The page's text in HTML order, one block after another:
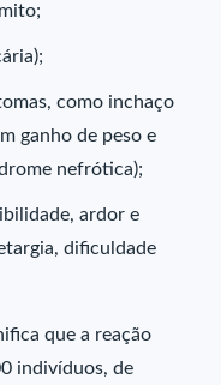
como inchaço
ganho de peso e
nefrótica);
ardor e
dificuldade
que a reação
indivíduos, de